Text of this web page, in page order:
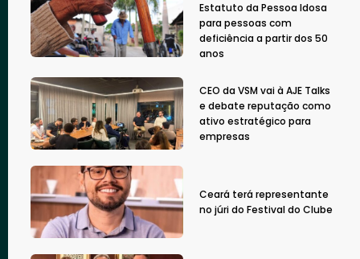
Estatuto da Pessoa Idosa
para pessoas com
deficiência a partir dos 50
anos
CEO da VSM vai à AJE Talks
e debate reputação como
ativo estratégico para
empresas
Ceará terá representante
no júri do Festival do Clube